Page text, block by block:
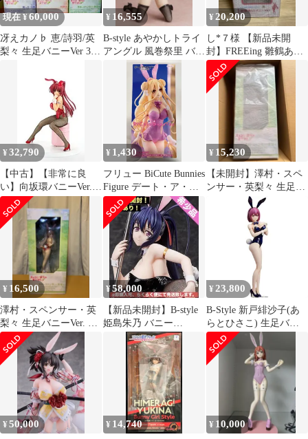
現在 ¥60,000
冴えカノ♭ 恵/詩羽/英
梨々 生足バニーVer 3体
¥ 16,555
B-style あやかしトライ
アングル 風巻祭里 バニ
ーVer. フィギュア
¥ 20,200
し*７様 【新品未開
封】FREEing 雛鶴あい
バニーVer. 1/4スケール
¥32,790
【中古】【非常に良
い】向坂環バニーVer.
(1/5スケール PVC製塗
装済完成品)
¥ 1,430
フリュー BiCute Bunnies
Figure デート・ア・ラ
イブV 星宮六喰 ピンク
ver.
¥ 15,230
【未開封】澤村・スペ
ンサー・英梨々 生足バ
ニーVer. 1/4スケール
¥ 16,500
澤村・スペンサー・英
梨々 生足バニーVer. 1/4
スケール
¥58,000
【新品未開封】B-style
姫島朱乃 バニー
Ver.2nd
¥ 23,800
B-Style 新戸緋沙子(あ
らとひさこ) 生足バニ
ーVer. 食戟のソーマ 1/4
完成品 フィギュア
FREEing(フリーイング)
¥50,000 ¥ 14,740 ¥ 10,000